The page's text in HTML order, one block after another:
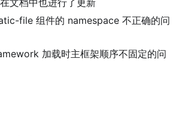
file 组件的 namespace 不正确的问
加载时主框架顺序不固定的问